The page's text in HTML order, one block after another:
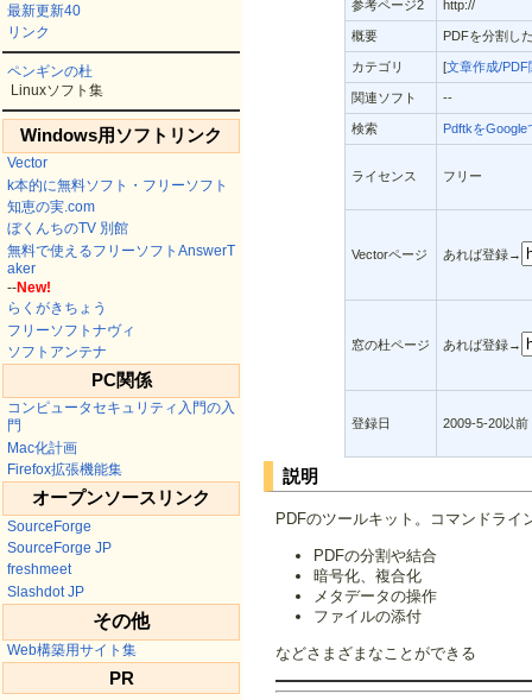
最新更新40
リンク
ペンギンの杜
Linuxソフト集
Windows用ソフトリンク
Vector
k本的に無料ソフト・フリーソフト
知恵の実.com
ぼくんちのTV 別館
無料で使えるフリーソフトAnswerT
aker
--New!
らくがきちょう
フリーソフトナヴィ
ソフトアンテナ
PC関係
コンピュータセキュリティ入門の入
門
Mac化計画
Firefox拡張機能集
オープンソースリンク
SourceForge
SourceForge JP
freshmeet
Slashdot JP
その他
Web構築用サイト集
PR
参考ページ2 http://
概要 PDFを分割し
カテゴリ [文章作成/PDF
関連ソフト --
検索 PdftkをGoogle
ライセンス フリー
Vectorページ あれば登録→
窓の杜ページ あれば登録→
登録日 2009-5-20以前
説明
PDFのツールキット。コマンドライ
PDFの分割や結合
暗号化、複合化
メタデータの操作
ファイルの添付
などさまざまなことができる